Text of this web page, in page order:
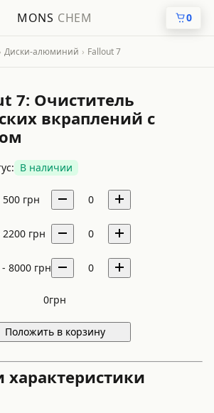
MONS CHEM 0
› Диски-алюминий › Fallout 7
7: Очиститель
вкраплений с
В наличии
500 грн 0
2200 грн 0
8000 грн 0
0грн
Положить в корзину
характеристики